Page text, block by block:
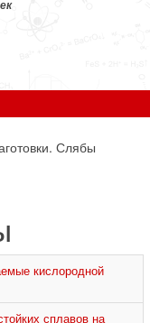
Слябы
кислородной
сплавов на